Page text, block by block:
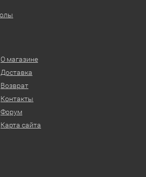
О магазине
Доставка
Возврат
Контакты
Форум
Карта сайта